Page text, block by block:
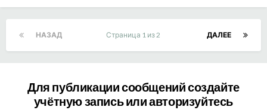
НАЗАД ДАЛЕЕ
Страница 1 из 2
Для публикации сообщений создайте
учётную запись или авторизуйтесь